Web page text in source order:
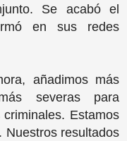
Se acabó el
en sus redes
añadimos más
severas para
Estamos
Nuestros resultados